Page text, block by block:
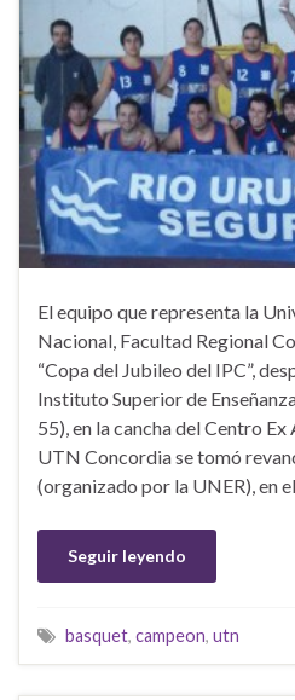
El equipo que representa la
Nacional, Facultad Regional
“Copa del Jubileo del IPC”,
Instituto Superior de
55), en la cancha del Centro
UTN Concordia se tomó
(organizado por la UNER), en el
Seguir leyendo
basquet, campeon, utn